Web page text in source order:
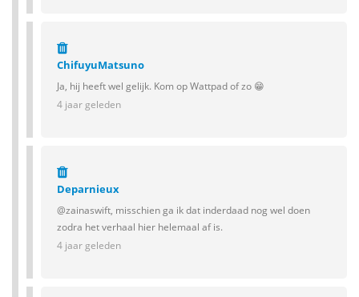
ChifuyuMatsuno
Ja, hij heeft wel gelijk. Kom op Wattpad of zo 😁
4 jaar geleden
Deparnieux
@zainaswift, misschien ga ik dat inderdaad nog wel doen
zodra het verhaal hier helemaal af is.
4 jaar geleden